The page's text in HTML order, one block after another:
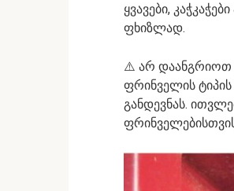
ყვავები,
ფხიზლად.
⚠️ არ დაანგრიოთ
ფრინველის ტიპის
განდევნას.